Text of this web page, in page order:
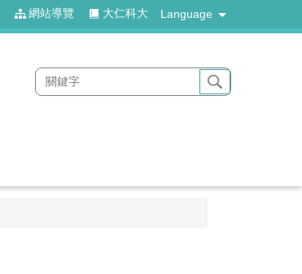
網站導覽 大仁科大 Language